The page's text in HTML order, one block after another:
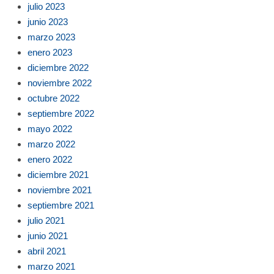
julio 2023
junio 2023
marzo 2023
enero 2023
diciembre 2022
noviembre 2022
octubre 2022
septiembre 2022
mayo 2022
marzo 2022
enero 2022
diciembre 2021
noviembre 2021
septiembre 2021
julio 2021
junio 2021
abril 2021
marzo 2021